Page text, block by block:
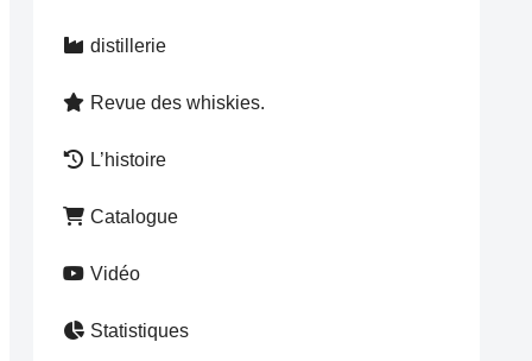
distillerie
Revue des whiskies.
L’histoire
Catalogue
Vidéo
Statistiques